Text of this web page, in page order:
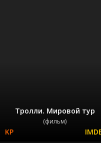
Тролли. Мировой тур
(фильм)